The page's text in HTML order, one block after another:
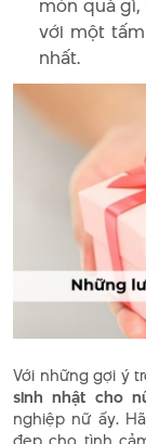
với một
nhất.
Với những gợi ý
sinh nhật cho
nghiệp nữ ấy.